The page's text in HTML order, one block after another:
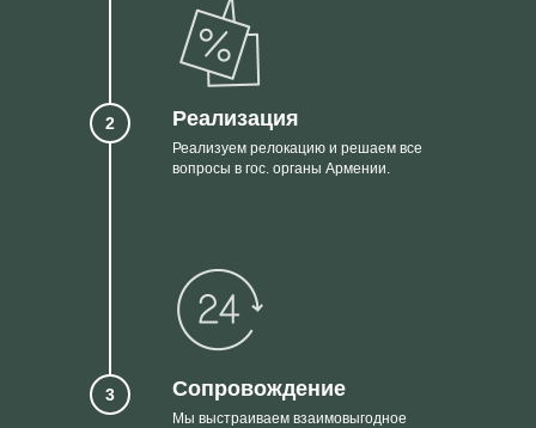
Реализация
Реализуем релокацию и решаем все
вопросы в гос. органы Армении.
Мы выстраиваем взаимовыгодное
Сопровождение
2
3